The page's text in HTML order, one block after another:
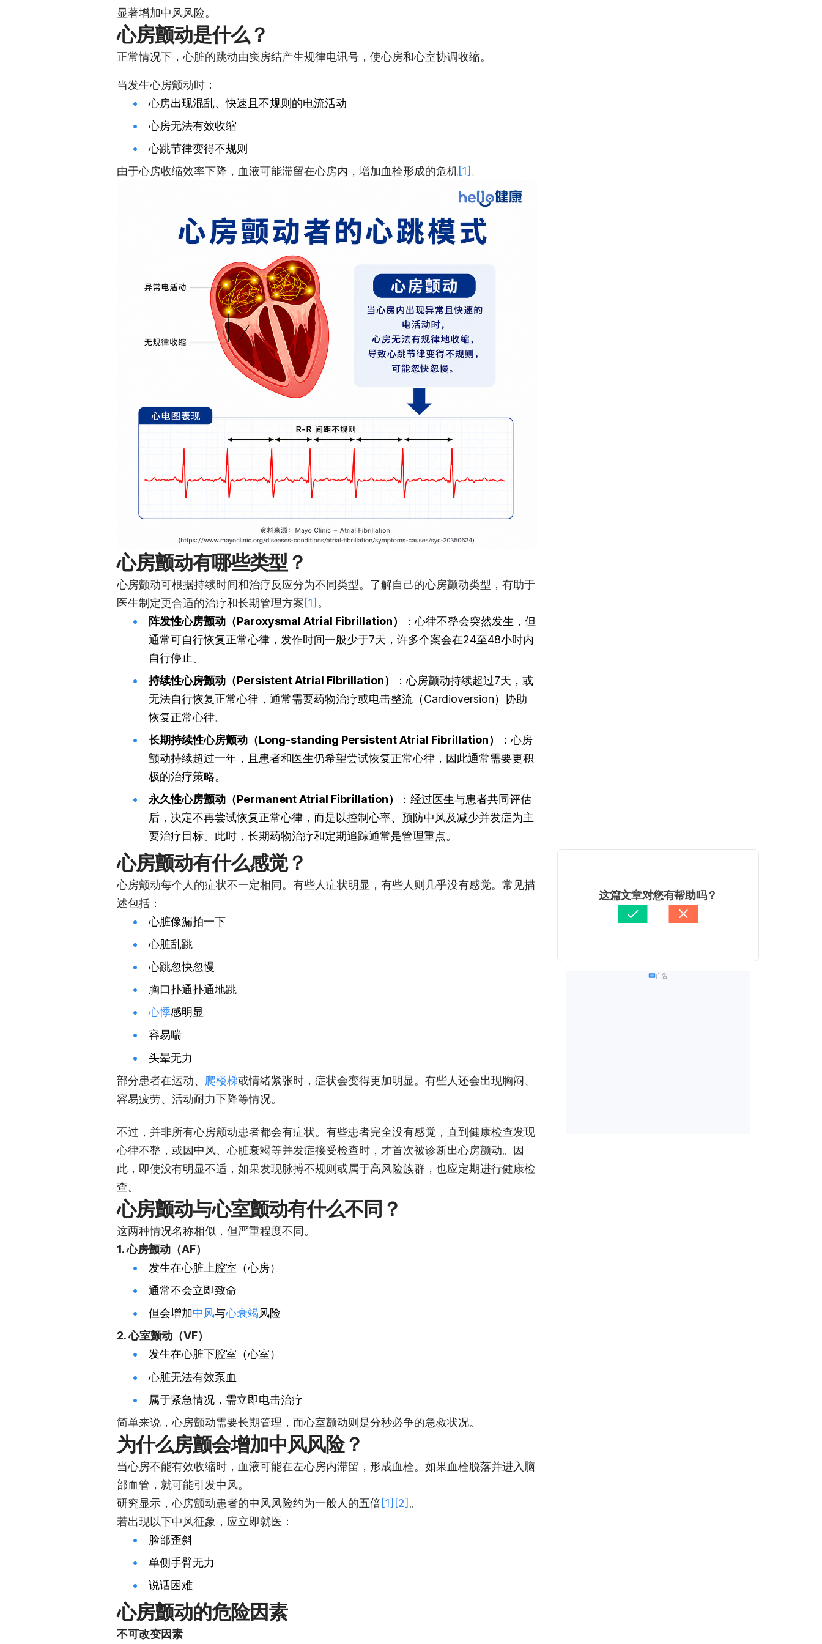
显著增加中风风险。
心房颤动是什么？
正常情况下，心脏的跳动由窦房结产生规律电讯号，使心房和心室协调收缩。
当发生心房颤动时：
心房出现混乱、快速且不规则的电流活动
心房无法有效收缩
心跳节律变得不规则
由于心房收缩效率下降，血液可能滞留在心房内，增加血栓形成的危机[1] 。
心房颤动有哪些类型？
心房颤动可根据持续时间和治疗反应分为不同类型。了解自己的心房颤动类型，有助于
医生制定更合适的治疗和长期管理方案[1] 。
阵发性心房颤动（Paroxysmal Atrial Fibrillation）
：心律不整会突然发生，但
通常可自行恢复正常心律，发作时间一般少于7天，许多个案会在24至48小时内
自行停止。
持续性心房颤动（Persistent Atrial Fibrillation）
：心房颤动持续超过7天，或
无法自行恢复正常心律，通常需要药物治疗或电击整流（Cardioversion）协助
恢复正常心律。
长期持续性心房颤动（Long-standing Persistent Atrial Fibrillation）
：心房
颤动持续超过一年，且患者和医生仍希望尝试恢复正常心律，因此通常需要更积
极的治疗策略。
永久性心房颤动（Permanent Atrial Fibrillation）
：经过医生与患者共同评估
后，决定不再尝试恢复正常心律，而是以控制心率、预防中风及减少并发症为主
要治疗目标。此时，长期药物治疗和定期追踪通常是管理重点。
心房颤动有什么感觉？
心房颤动每个人的症状不一定相同。有些人症状明显，有些人则几乎没有感觉。常见描
述包括：
心脏像漏拍一下
心脏乱跳
心跳忽快忽慢
胸口扑通扑通地跳
心悸感明显
容易喘
头晕无力
部分患者在运动、 爬楼梯或情绪紧张时，症状会变得更加明显。有些人还会出现胸闷、
容易疲劳、活动耐力下降等情况。
不过，并非所有心房颤动患者都会有症状。有些患者完全没有感觉，直到健康检查发现
心律不整，或因中风、心脏衰竭等并发症接受检查时，才首次被诊断出心房颤动。因
此，即使没有明显不适，如果发现脉搏不规则或属于高风险族群，也应定期进行健康检
查。
心房颤动与心室颤动有什么不同？
这两种情况名称相似，但严重程度不同。
1. 心房颤动（AF）
发生在心脏上腔室（心房）
通常不会立即致命
但会增加中风与心衰竭风险
2. 心室颤动（VF）
发生在心脏下腔室（心室）
心脏无法有效泵血
属于紧急情况，需立即电击治疗
简单来说，心房颤动需要长期管理，而心室颤动则是分秒必争的急救状况。
为什么房颤会增加中风风险？
当心房不能有效收缩时，血液可能在左心房内滞留，形成血栓。如果血栓脱落并进入脑
部血管，就可能引发中风。
研究显示，心房颤动患者的中风风险约为一般人的五倍[1] [2] 。
若出现以下中风征象，应立即就医：
脸部歪斜
单侧手臂无力
说话困难
心房颤动的危险因素
不可改变因素
这篇文章对您有帮助吗？
广告